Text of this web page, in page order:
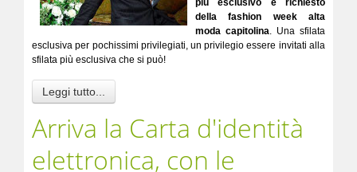
più esclusivo e richiesto
della fashion week alta
moda capitolina. Una sfilata
esclusiva per pochissimi privilegiati, un privilegio essere invitati alla
sfilata più esclusiva che si può!
Leggi tutto...
Arriva la Carta d'identità
elettronica, con le